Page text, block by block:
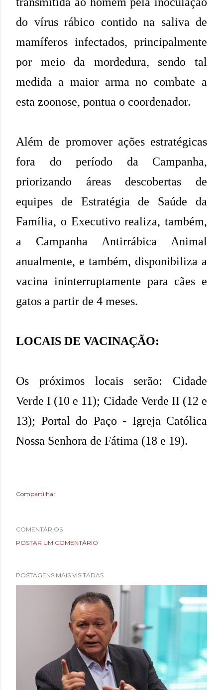
do vírus rábico contido na saliva de
mamíferos infectados, principalmente
por meio da mordedura, sendo tal
medida a maior arma no combate a
esta zoonose, pontua o coordenador.
Além de promover ações estratégicas
fora do período da Campanha,
priorizando áreas descobertas de
equipes de Estratégia de Saúde da
Família, o Executivo realiza, também,
a Campanha Antirrábica Animal
anualmente, e também, disponibiliza a
vacina ininterruptamente para cães e
gatos a partir de 4 meses.
LOCAIS DE VACINAÇÃO:
Os próximos locais serão: Cidade
Verde I (10 e 11); Cidade Verde II (12 e
13); Portal do Paço - Igreja Católica
Nossa Senhora de Fátima (18 e 19).
Compartilhar
COMENTÁRIOS
POSTAR UM COMENTÁRIO
POSTAGENS MAIS VISITADAS